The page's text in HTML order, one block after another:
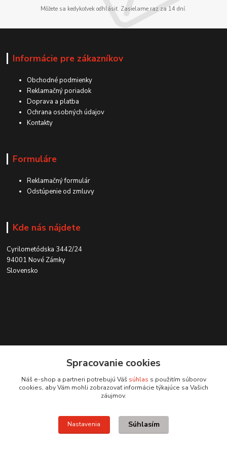
Môžete sa kedykoľvek odhlásiť. Zasielame raz za 14 dní.
Informácie pre zákazníkov
Obchodné podmienky
Reklamačný poriadok
Doprava a platba
Ochrana osobných údajov
Kontakty
Formuláre
Reklamačný formulár
Odstúpenie od zmluvy
Kde nás nájdete
Cyrilometódska 3442/24
94001 Nové Zámky
Slovensko
0915 707 737
(Po-Pia, 8-15 hod.)
Spracovanie cookies
Náš e-shop a partneri potrebujú Váš súhlas s použitím súborov
cookies, aby Vám mohli zobrazovať informácie týkajúce sa Vašich
záujmov.
Nastavenia Súhlasím